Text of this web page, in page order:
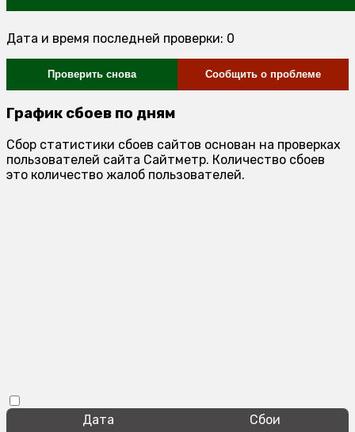
Дата и время последней проверки: 0
Проверить снова Сообщить о проблеме
График сбоев по дням
Сбор статистики сбоев сайтов основан на проверках
пользователей сайта Сайтметр. Количество сбоев
это количество жалоб пользователей.
Дата
Сбои